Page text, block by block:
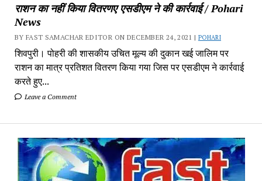
राशन का नहीं किया वितरणए एसडीएम ने की कार्रवाई / Pohari
News
BY FAST SAMACHAR EDITOR ON DECEMBER 24, 2021 | POHARI
शिवपुरी। पोहरी की शासकीय उचित मूल्य की दुकान खई जालिम पर
राशन का मात्र प्रतिशत वितरण किया गया जिस पर एसडीएम ने कार्रवाई
करते हुए...
Leave a Comment
-